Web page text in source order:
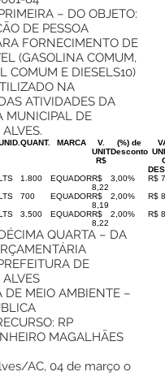
– DO OBJETO:
DE PESSOA
FORNECIMENTO DE
(GASOLINA COMUM,
COMUM E DIESELS10)
NA
ATIVIDADES DA
MUNICIPAL DE
QUANT. MARCA
V.
UNIT
R$
(%) de
Desconto
1.800 EQUADORR$
8,22
3,00%
R$
700 EQUADORR$
8,19
2,00%
R$
3.500 EQUADORR$
8,22
2,00% R$
QUARTA – DA
DE
ALVES
DE MEIO AMBIENTE –
RP
MAGALHÃES
AC, 04 de março o